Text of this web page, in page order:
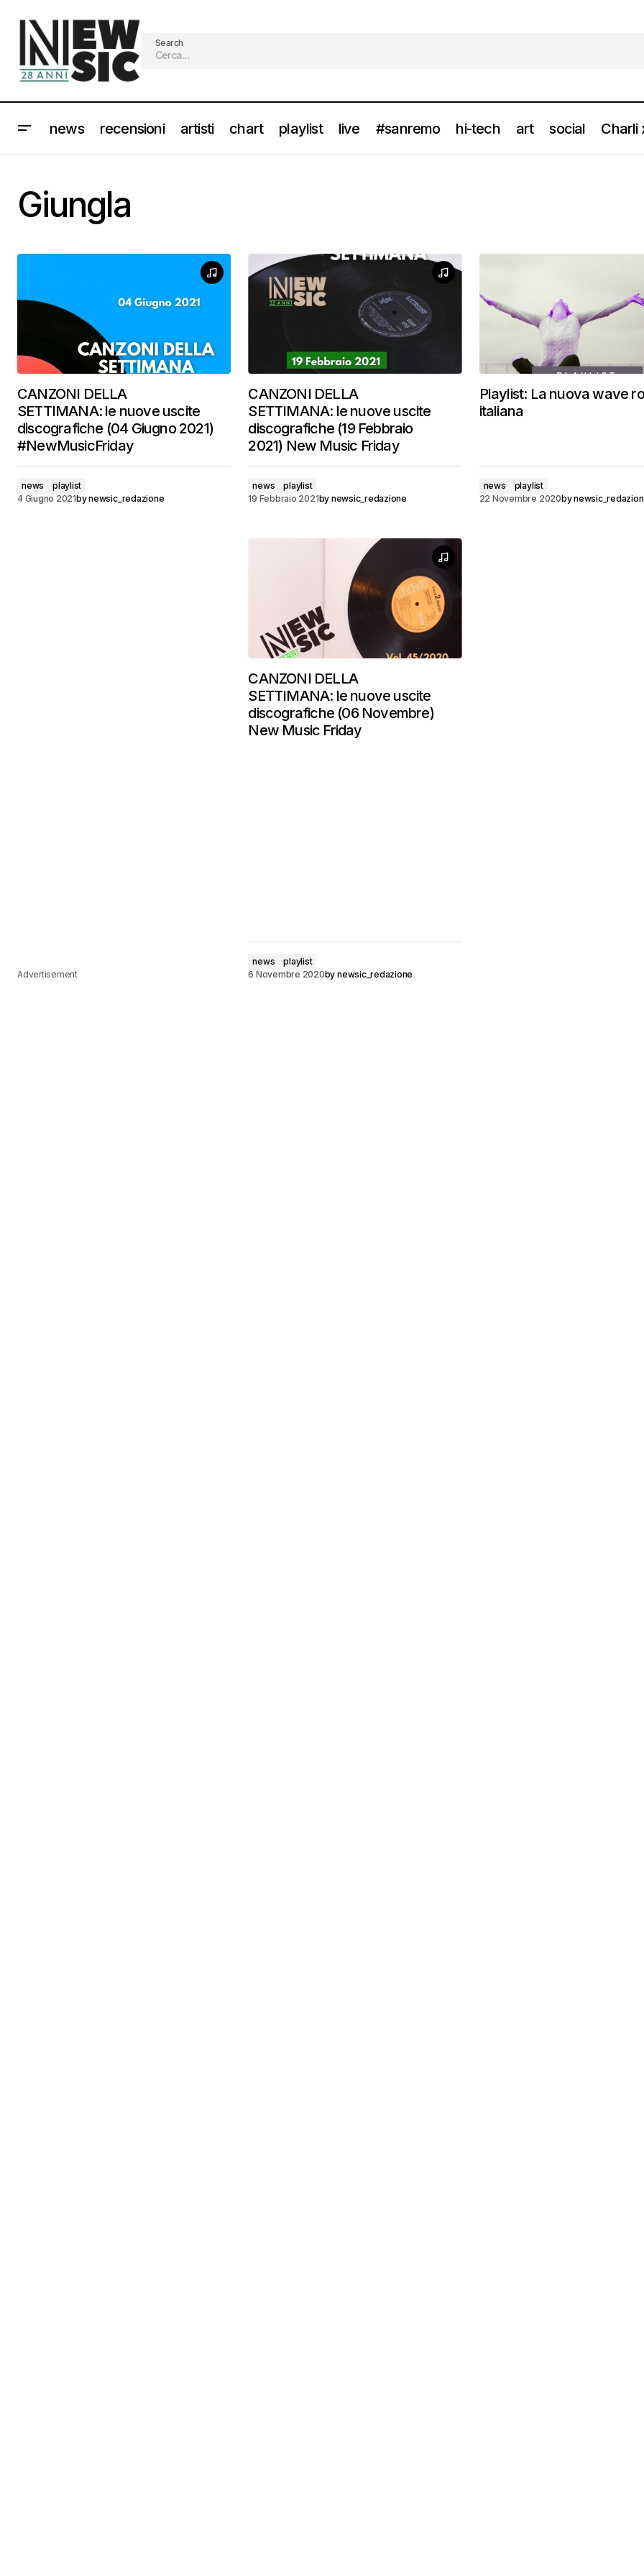
Search
news recensioni artisti chart playlist live #sanremo hi-tech art social Charli
Giungla
CANZONI DELLA
SETTIMANA: le nuove uscite
discografiche (04 Giugno 2021)
#NewMusicFriday
news
playlist
4 Giugno 2021bynewsic_redazione
CANZONI DELLA
SETTIMANA: le nuove uscite
discografiche (19 Febbraio
2021) New Music Friday
news
playlist
19 Febbraio 2021by newsic_redazione
Playlist: La nuova wave
italiana
news
playlist
22 Novembre 2020by
Advertisement
CANZONI DELLA
SETTIMANA: le nuove uscite
discografiche (06 Novembre)
New Music Friday
news
playlist
6 Novembre 2020by newsic_redazione